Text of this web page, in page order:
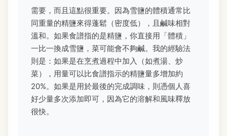
需要，而且這點很重要。因為雪鹽的體積通常比
同重量的精鹽來得蓬鬆（密度低），且鹹味相對
溫和。如果食譜指的是精鹽，你直接用「體積」
一比一換成雪鹽，菜可能會不夠鹹。我的經驗法
則是：如果是在烹煮過程中加入（如煮湯、炒
菜），用量可以比食譜指示的精鹽量多增加約
20%。如果是用於最後的完成調味，則憑個人喜
好少量多次添加即可，因為它的溶解和風味釋放
很快。